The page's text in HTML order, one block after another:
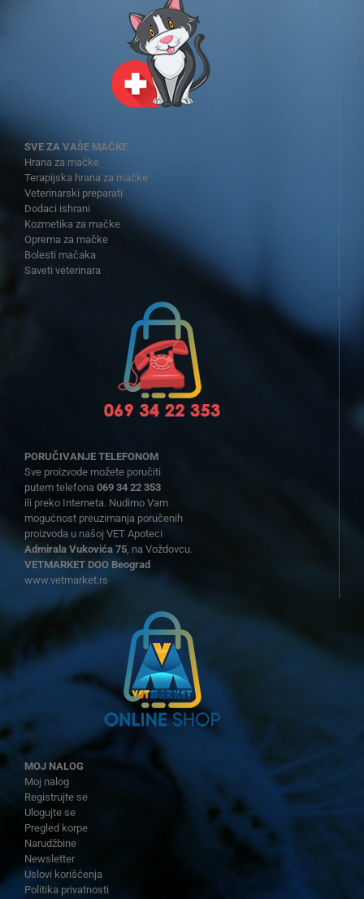
SVE ZA VAŠE MAČKE
Hrana za mačke
Terapijska hrana za mačke
Veterinarski preparati
Dodaci ishrani
Kozmetika za mačke
Oprema za mačke
Bolesti mačaka
Saveti veterinara
PORUČIVANJE TELEFONOM
Sve proizvode možete poručiti
putem telefona 069 34 22 353
ili preko Interneta. Nudimo Vam
mogućnost preuzimanja poručenih
proizvoda u našoj VET Apoteci
Admirala Vukovića 75, na Voždovcu.
VETMARKET DOO Beograd
www.vetmarket.rs
MOJ NALOG
Moj nalog
Registrujte se
Ulogujte se
Pregled korpe
Narudžbine
Newsletter
Uslovi korišćenja
Politika privatnosti